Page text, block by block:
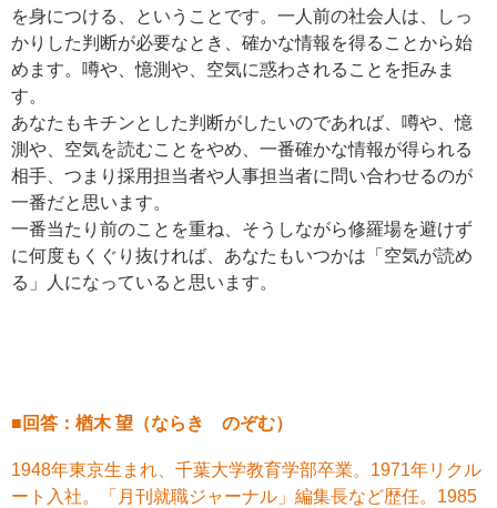
を身につける、ということです。一人前の社会人は、しっ
かりした判断が必要なとき、確かな情報を得ることから始
めます。噂や、憶測や、空気に惑わされることを拒みま
す。
あなたもキチンとした判断がしたいのであれば、噂や、憶
測や、空気を読むことをやめ、一番確かな情報が得られる
相手、つまり採用担当者や人事担当者に問い合わせるのが
一番だと思います。
一番当たり前のことを重ね、そうしながら修羅場を避けず
に何度もくぐり抜ければ、あなたもいつかは「空気が読め
る」人になっていると思います。
■回答：楢木 望（ならき のぞむ）
1948年東京生まれ、千葉大学教育学部卒業。1971年リクル
ート入社。「月刊就職ジャーナル」編集長など歴任。1985